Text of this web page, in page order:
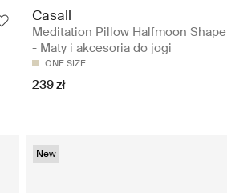
Casall
Meditation Pillow Halfmoon Shape
- Maty i akcesoria do jogi
ONE SIZE
239 zł
New